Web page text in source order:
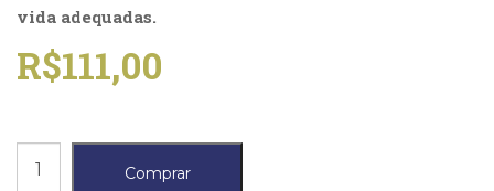
Fisioterapia
Fonoaudiologia
(54)
Jornalismo
vida adequadas.
R$111,00
Liberdade
Comprar